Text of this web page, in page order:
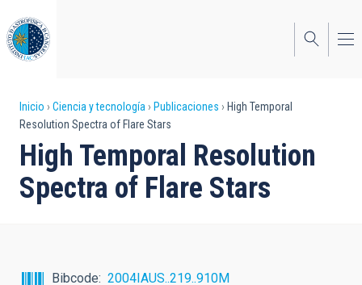
al
contenido
principal
Sobrescribir
enlaces
de
ayuda
Inicio Ciencia y tecnología Publicaciones
High Temporal
Resolution Spectra of Flare Stars
High Temporal Resolution
Spectra of Flare Stars
Bibcode 2004IAUS..219..910M